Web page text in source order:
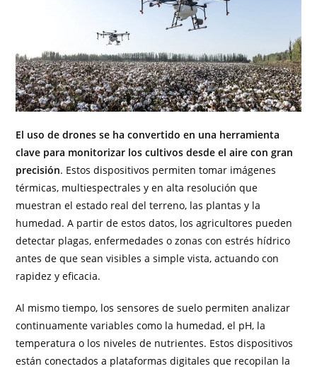
El uso de drones se ha convertido en una herramienta
clave para monitorizar los cultivos desde el aire con gran
precisión. Estos dispositivos permiten tomar imágenes
térmicas, multiespectrales y en alta resolución que
muestran el estado real del terreno, las plantas y la
humedad. A partir de estos datos, los agricultores pueden
detectar plagas, enfermedades o zonas con estrés hídrico
antes de que sean visibles a simple vista, actuando con
rapidez y eficacia.
Al mismo tiempo, los sensores de suelo permiten analizar
continuamente variables como la humedad, el pH, la
temperatura o los niveles de nutrientes. Estos dispositivos
están conectados a plataformas digitales que recopilan la